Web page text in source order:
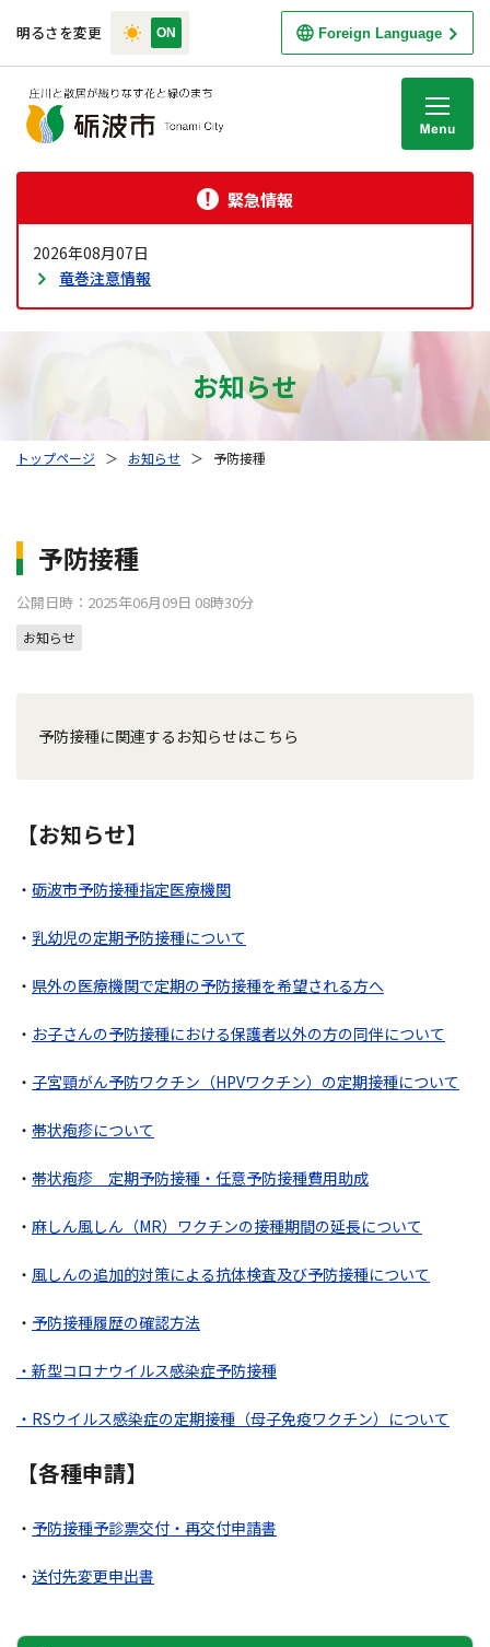
明るさを変更 Foreign Language
緊急情報
2026年08月07日
竜巻注意情報
お知らせ
トップページ ＞ お知らせ ＞ 予防接種
予防接種
公開日時：2025年06月09日 08時30分
お知らせ
予防接種に関連するお知らせはこちら
【お知らせ】
・ 砺波市予防接種指定医療機関
・ 乳幼児の定期予防接種について
・ 県外の医療機関で定期の予防接種を希望される方へ
・ お子さんの予防接種における保護者以外の方の同伴について
・ 子宮頸がん予防ワクチン（HPVワクチン）の定期接種について
・ 帯状疱疹について
・ 帯状疱疹 定期予防接種・任意予防接種費用助成
・ 麻しん風しん（MR）ワクチンの接種期間の延長について
・ 風しんの追加的対策による抗体検査及び予防接種について
・ 予防接種履歴の確認方法
・新型コロナウイルス感染症予防接種
・RSウイルス感染症の定期接種（母子免疫ワクチン）について
【各種申請】
・ 予防接種予診票交付・再交付申請書
・ 送付先変更申出書